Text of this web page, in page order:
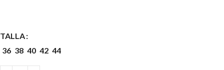
TALLA
36 38 40 42 44